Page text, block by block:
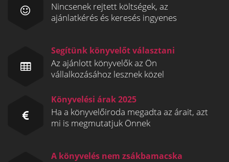
Nincsenek rejtett költségek, az
ajánlatkérés és keresés ingyenes
Segítünk könyvelőt választani
Az ajánlott könyvelők az Ön
vállalkozásához lesznek közel
Könyvelési árak 2025
Ha a könyvelőiroda megadta az árait, azt
mi is megmutatjuk Önnek
A könyvelés nem zsákbamacska